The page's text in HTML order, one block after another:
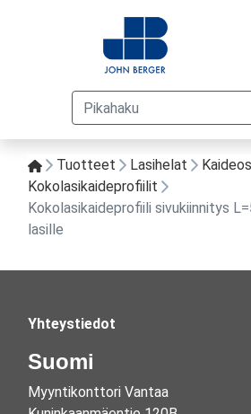
Tuotteet Lasihelat
Kokolasikaideprofiilit
Kokolasikaideprofiili sivukiinnitys
lasille
Yhteystiedot
Suomi
Myyntikonttori Vantaa